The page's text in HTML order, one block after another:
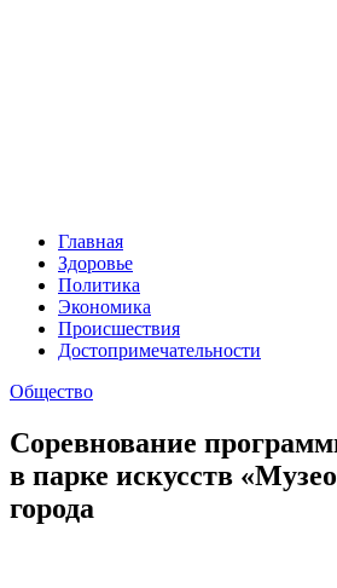
Главная
Здоровье
Политика
Экономика
Происшествия
Достопримечательности
Общество
Соревнование
в парке искусств
города